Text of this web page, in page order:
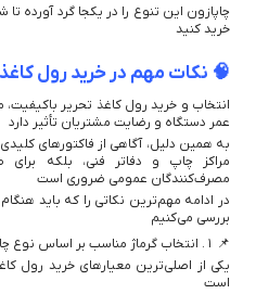
چاپازون این تنوع را در یکجا گرد آورده
خرید کنید
🧠 نکات مهم در خرید رول
انتخاب و خرید رول کاغذ تحریر
عمر دستگاه و رضایت مشتریان تأثیر دارد
به همین دلیل، آگاهی از فاکتورهای
مراکز چاپ و دفاتر فنی، بلکه
مصرف‌کنندگان عمومی ضروری است
در ادامه مهم‌ترین نکاتی را که باید
بررسی می‌کنیم
📌 ۱. انتخاب گرماژ مناسب بر اساس نوع چاپ
یکی از اصلی‌ترین معیارهای خرید رول
است